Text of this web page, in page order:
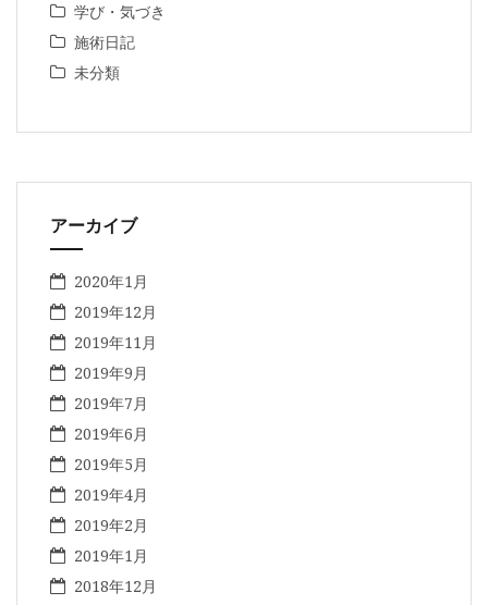
学び・気づき
施術日記
未分類
アーカイブ
2020年1月
2019年12月
2019年11月
2019年9月
2019年7月
2019年6月
2019年5月
2019年4月
2019年2月
2019年1月
2018年12月